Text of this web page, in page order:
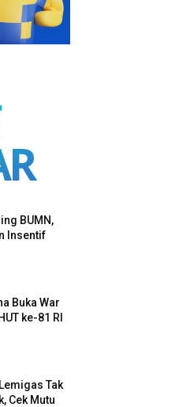
BUMN,
Insentif
Buka War
ke-81 RI
Tak
Cek Mutu